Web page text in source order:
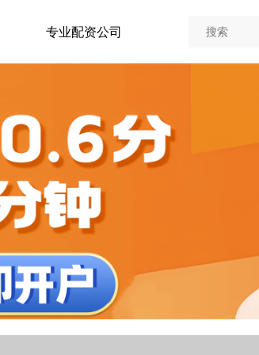
专业配资公司